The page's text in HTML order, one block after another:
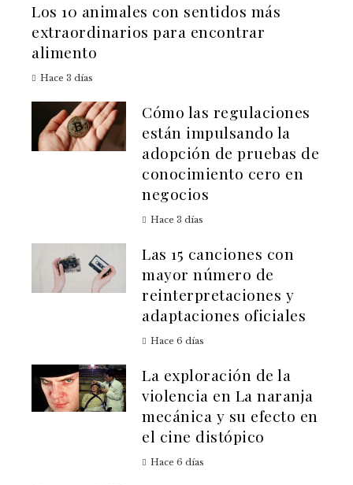
Los 10 animales con sentidos más
extraordinarios para encontrar
alimento
Hace 3 días
Cómo las regulaciones
están impulsando la
adopción de pruebas de
conocimiento cero en
negocios
Hace 3 días
Las 15 canciones con
mayor número de
reinterpretaciones y
adaptaciones oficiales
Hace 6 días
La exploración de la
violencia en La naranja
mecánica y su efecto en
el cine distópico
Hace 6 días